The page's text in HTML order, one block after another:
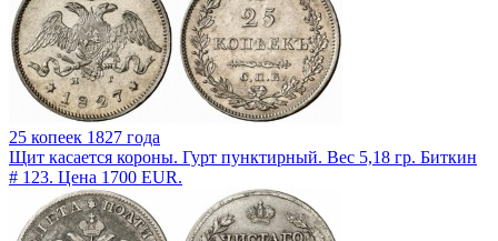
25 копеек 1827 года
Щит касается короны. Гурт пунктирный. Вес 5,18 гр. Биткин
# 123. Цена 1700 EUR.